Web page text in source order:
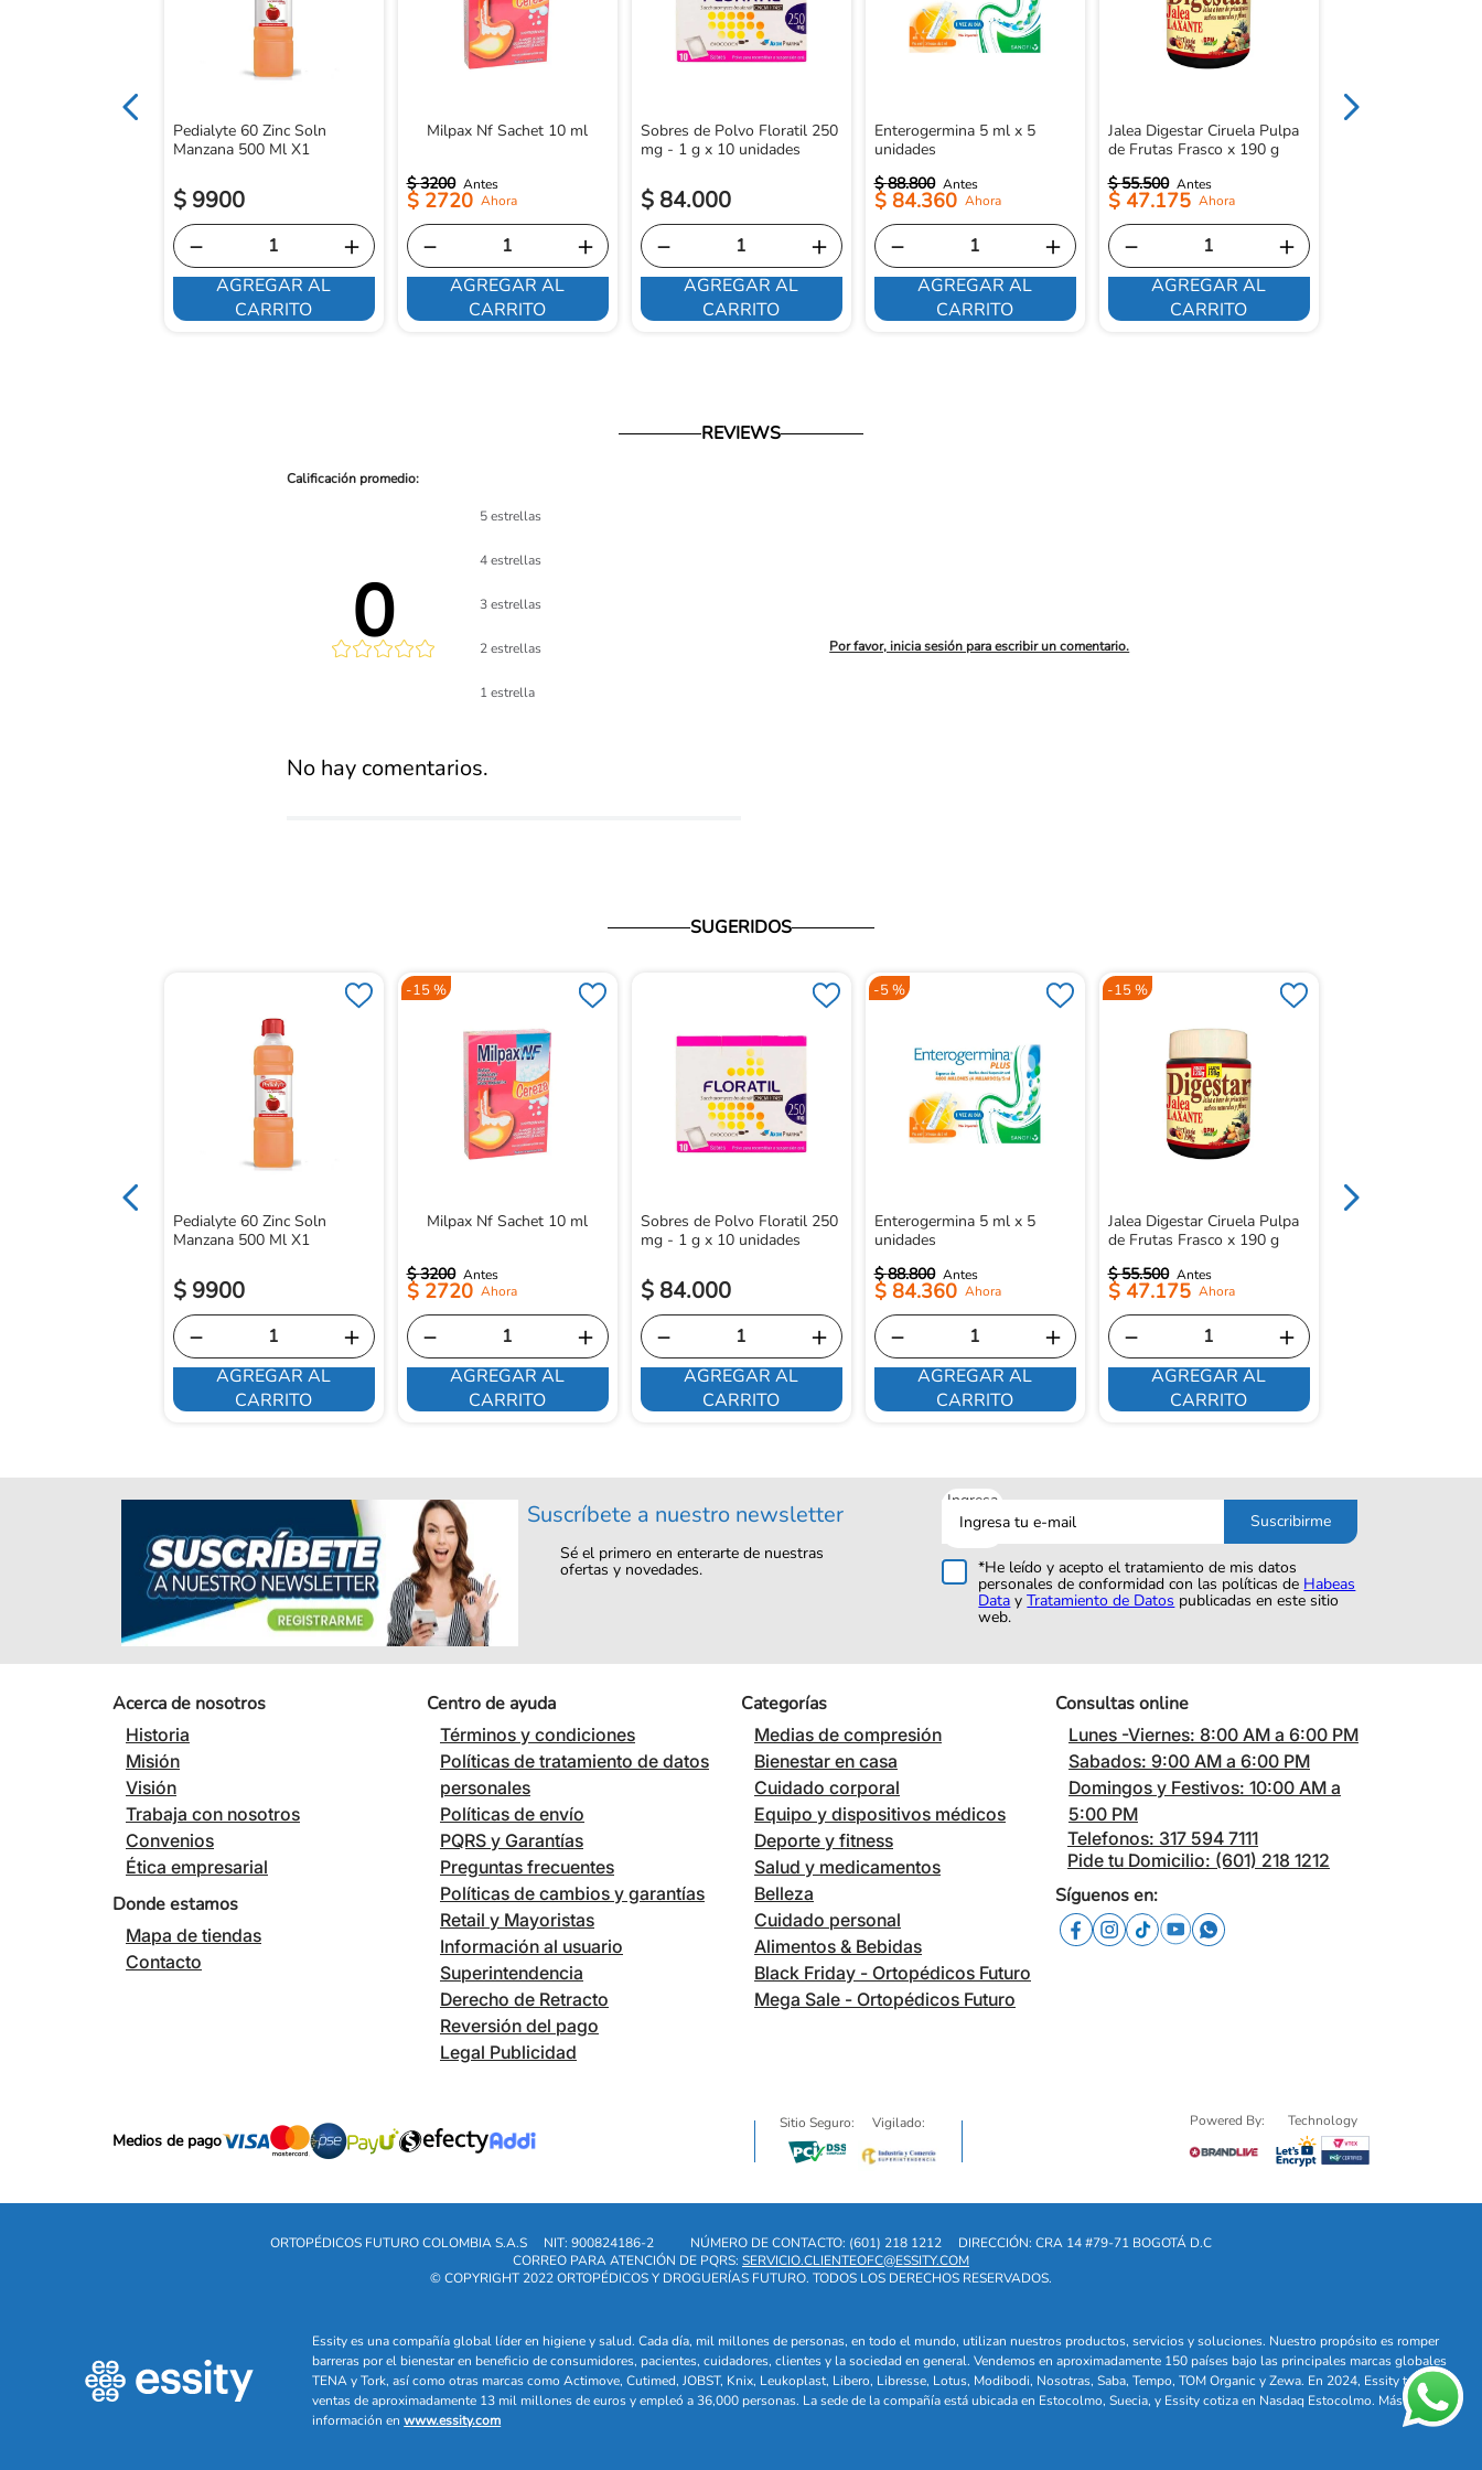
Pedialyte 60 Zinc Soln
Manzana 500 Ml X1
$ 9900
＋
－
AGREGAR AL
CARRITO
Milpax Nf Sachet 10 ml
$ 3200
$ 2720
＋
－
AGREGAR AL
CARRITO
Sobres de Polvo Floratil 250
mg - 1 g x 10 unidades
$ 84.000
＋
－
AGREGAR AL
CARRITO
Enterogermina 5 ml x 5
unidades
$ 88.800
$ 84.360
＋
－
AGREGAR AL
CARRITO
Jalea Digestar Ciruela Pulpa
de Frutas Frasco x 190 g
$ 55.500
$ 47.175
＋
－
AGREGAR AL
CARRITO
REVIEWS
0
Calificación
promedio
5 estrellas
4 estrellas
3 estrellas
2 estrellas
1 estrella
Por favor, inicia sesión para escribir un comentario.
No hay comentarios.
SUGERIDOS
Pedialyte 60 Zinc Soln
Manzana 500 Ml X1
$ 9900
＋
－
AGREGAR AL
CARRITO
-15 %
Milpax Nf Sachet 10 ml
$ 3200
$ 2720
＋
－
AGREGAR AL
CARRITO
Sobres de Polvo Floratil 250
mg - 1 g x 10 unidades
$ 84.000
＋
－
AGREGAR AL
CARRITO
-5 %
Enterogermina 5 ml x 5
unidades
$ 88.800
$ 84.360
＋
－
AGREGAR AL
CARRITO
-15 %
Jalea Digestar Ciruela Pulpa
de Frutas Frasco x 190 g
$ 55.500
$ 47.175
＋
－
AGREGAR AL
CARRITO
Suscríbete a nuestro newsletter
Sé el primero en enterarte de nuestras
ofertas y novedades.
Ingresa
tu
correo
Suscribirme
*He leído y acepto el tratamiento de mis datos
personales de conformidad con las políticas de Habeas
Data yTratamiento de Datos publicadas en este sitio
web.
Acerca de nosotros
Historia
Misión
Visión
Trabaja con nosotros
Convenios
Ética empresarial
Donde estamos
Mapa de tiendas
Contacto
Centro de ayuda
Términos y condiciones
Políticas de tratamiento de datos
personales
Políticas de envío
PQRS y Garantías
Preguntas frecuentes
Políticas de cambios y garantías
Retail y Mayoristas
Información al usuario
Superintendencia
Derecho de Retracto
Reversión del pago
Legal Publicidad
Categorías
Medias de compresión
Bienestar en casa
Cuidado corporal
Equipo y dispositivos médicos
Deporte y fitness
Salud y medicamentos
Belleza
Cuidado personal
Alimentos & Bebidas
Black Friday - Ortopédicos Futuro
Mega Sale - Ortopédicos Futuro
Consultas online
Lunes -Viernes: 8:00 AM a 6:00 PM
Sabados: 9:00 AM a 6:00 PM
Domingos y Festivos: 10:00 AM a
5:00 PM
Telefonos: 317 594 7111
Pide tu Domicilio: (601) 218 1212
Síguenos en:
Medios de pago
Sitio Seguro: Vigilado: Powered By: Technology
ORTOPÉDICOS FUTURO COLOMBIA S.A.S NIT: 900824186-2 NÚMERO DE CONTACTO: (601) 218 1212
DIRECCIÓN: CRA 14 #79-71 BOGOTÁ D.C
CORREO PARA ATENCIÓN DE PQRS: SERVICIO.CLIENTEOFC@ESSITY.COM
© COPYRIGHT 2022 ORTOPÉDICOS Y DROGUERÍAS FUTURO. TODOS LOS DERECHOS RESERVADOS.
Essity es una compañía global líder en higiene y salud. Cada día, mil millones de personas, en todo el mundo, utilizan nuestros productos, servicios y soluciones. Nuestro propósito es romper
barreras por el bienestar en beneficio de consumidores, pacientes, cuidadores, clientes y la sociedad en general. Vendemos en aproximadamente 150 países bajo las principales marcas globales
TENA y Tork, así como otras marcas como Actimove, Cutimed, JOBST, Knix, Leukoplast, Libero, Libresse, Lotus, Modibodi, Nosotras, Saba, Tempo, TOM Organic y Zewa. En 2024, Essity tuvo
ventas de aproximadamente 13 mil millones de euros y empleó a 36,000 personas. La sede de la compañía está ubicada en Estocolmo, Suecia, y Essity cotiza en Nasdaq Estocolmo. Más
información enwww.essity.com